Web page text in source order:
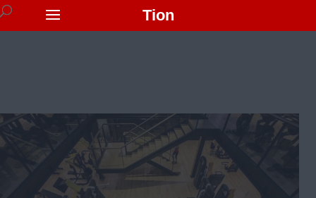
Tion